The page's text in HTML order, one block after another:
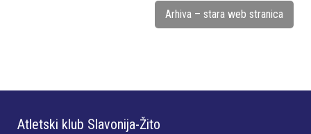
Arhiva – stara web stranica
Atletski klub Slavonija-Žito